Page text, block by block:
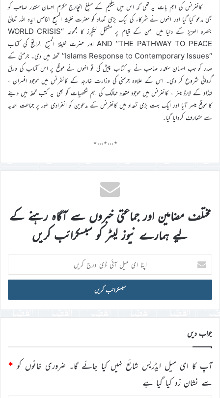
کانفرنس کی اہم بات یہ تھی کہ اس میں بیلجیم کے مبلغ انچارج مکرم احسان سکندر صاحب کو
بھی مدعو کیا گیا اور انہوں نے شرکاء کی ایک بڑی تعداد کو حضرت خلیفۃ المسیح الخامس ایّدہ اللہ تعالیٰ
بنصرہ العزیز کے دنیا میں امن کے قیام پر مشتمل لیکچرز کا مجموعہ ‘‘WORLD CRISIS
AND ‘‘THE PATHWAY TO PEACE اور حضرت خلیفۃ المسیح الرابعؒ کی کتاب
‘‘Islams Response to Contemporary Issues’’ تحفہ میں دی۔ جرمنی کے
صدر کو جب احسان سکندر صاحب نے یہ کتاب پیش کی تو انہوں نے موقع پر اس کتاب کی ورق
گردانی شروع کر دی۔ اس کے علاوہ جرمنی کی وزارت خارجہ کے کانفرنس میں موجود افسران ،
لنڈاو کے لارڈ میئر ، کانفرنس میں موجود متعدد ممالک کی اہم شخصیات کو بھی یہ کتب تحفہ میں دینے
کا موقع میسر آیا اور ایک بہت بڑی تعداد میں کانفرنس کے مدعوین کو انفرادی طور پر جماعت احمدیہ
سے متعارف کروایا گیا۔
٭…٭…٭
مختلف مضامین اور جماعتی خبروں سے آگاہ رہنے کے
لیے ہمارے نیوز لیٹر کو سبسکرائب کریں
اپنا
ای
میل
ڈی
درج
کریں
جواب دیں
آپ کا ای میل ایڈریس شائع نہیں کیا جائے گا۔ ضروری خانوں کو *
سے نشان زد کیا گیا ہے